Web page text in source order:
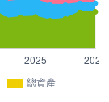
總資產